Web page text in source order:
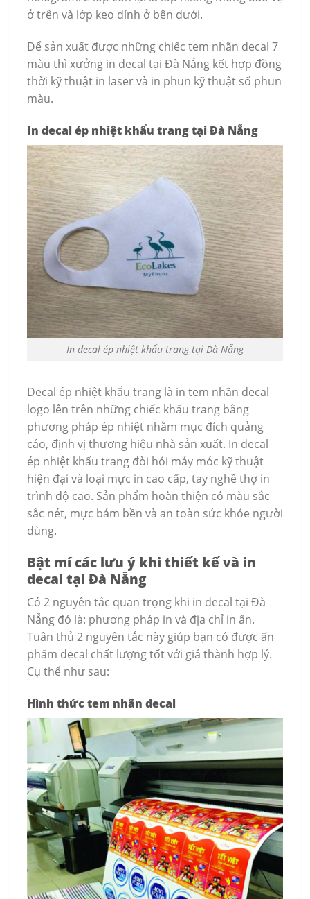
ở trên và lớp keo dính ở bên dưới.
Để sản xuất được những chiếc tem nhãn decal 7
màu thì xưởng in decal tại Đà Nẵng kết hợp đồng
thời kỹ thuật in laser và in phun kỹ thuật số phun
màu.
In decal ép nhiệt khẩu trang tại Đà Nẵng
In decal ép nhiệt khẩu trang tại Đà Nẵng
Decal ép nhiệt khẩu trang là in tem nhãn decal
logo lên trên những chiếc khẩu trang bằng
phương pháp ép nhiệt nhằm mục đích quảng
cáo, định vị thương hiệu nhà sản xuất. In decal
ép nhiệt khẩu trang đòi hỏi máy móc kỹ thuật
hiện đại và loại mực in cao cấp, tay nghề thợ in
trình độ cao. Sản phẩm hoàn thiện có màu sắc
sắc nét, mực bám bền và an toàn sức khỏe người
dùng.
Bật mí các lưu ý khi thiết kế và in
decal tại Đà Nẵng
Có 2 nguyên tắc quan trọng khi in decal tại Đà
Nẵng đó là: phương pháp in và địa chỉ in ấn.
Tuân thủ 2 nguyên tắc này giúp bạn có được ấn
phẩm decal chất lượng tốt với giá thành hợp lý.
Cụ thể như sau:
Hình thức tem nhãn decal